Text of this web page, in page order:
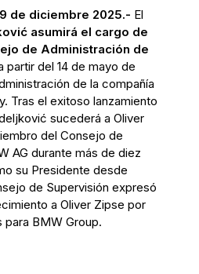
de diciembre 2025.- El
asumirá el cargo de
de Administración de
del 14 de mayo de
de la compañía
Tras el exitoso lanzamiento
sucederá a Oliver
del Consejo de
AG durante más de diez
su Presidente desde
de Supervisión expresó
a Oliver Zipse por
BMW Group.